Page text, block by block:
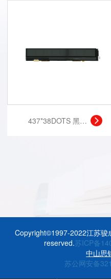
437*38DOTS 黑白液晶显示模块 带触摸
Copyright©1997-2022江苏骏
reserved.苏ICP备
中山思
苏公网安备